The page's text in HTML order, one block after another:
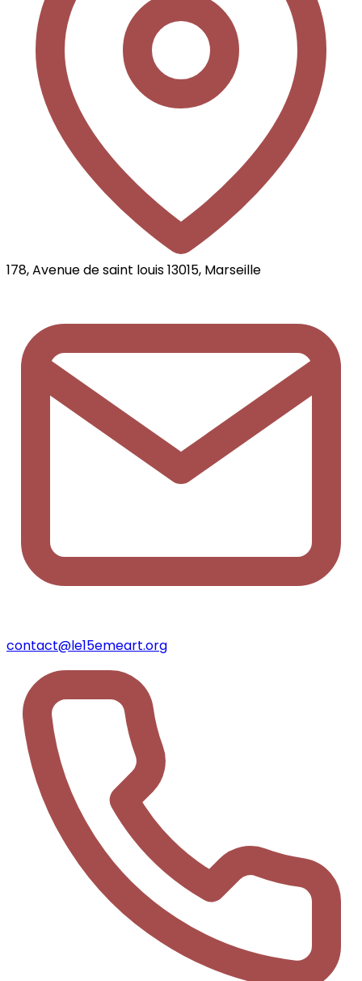
178, Avenue de saint louis 13015, Marseille
contact@le15emeart.org